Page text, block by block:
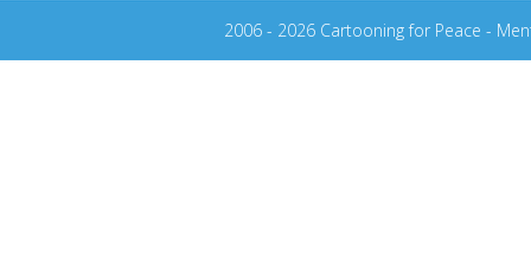
2006 - 2026 Cartooning for Peace -